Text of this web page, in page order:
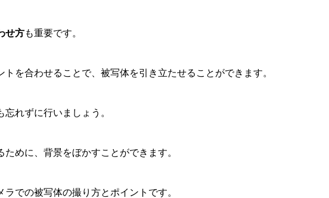
せ方も重要です。
トを合わせることで、被写体を引き立たせることができます。
忘れずに行いましょう。
ために、背景をぼかすことができます。
ラでの被写体の撮り方とポイントです。